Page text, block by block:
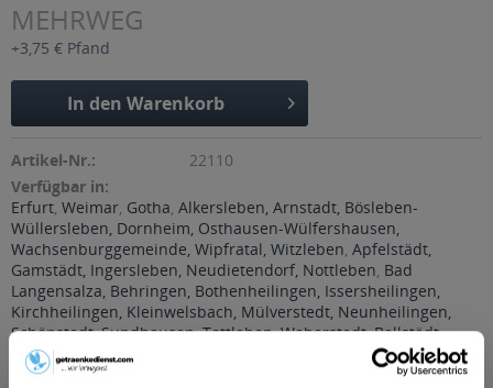
MEHRWEG
+3,75 € Pfand
In den Warenkorb
Artikel-Nr.:
22110
Verfügbar in:
Erfurt, Weimar, Gotha, Alkersleben, Arnstadt, Bösleben-
Wüllersleben, Dornheim, Osthausen-Wülfershausen,
Wachsenburggemeinde, Wipfratal, Witzleben, Apfelstädt,
Gamstädt, Ingersleben, Neudietendorf, Nottleben, Bad
Langensalza, Behringen, Bothenheilingen, Issersheilingen,
Kirchheilingen, Kleinwelsbach, Mülverstedt, Neunheilingen,
Schönstedt, Sundhausen, Tottleben, Weberstedt,Ballstädt,
Brüheim, Bufleben, Ebenheim, Emleben, Eschenbergen,
Friedrichswerth, Friemar, Goldbach, Grabsleben,